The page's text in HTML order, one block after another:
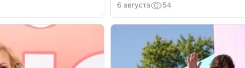
6 августа 54